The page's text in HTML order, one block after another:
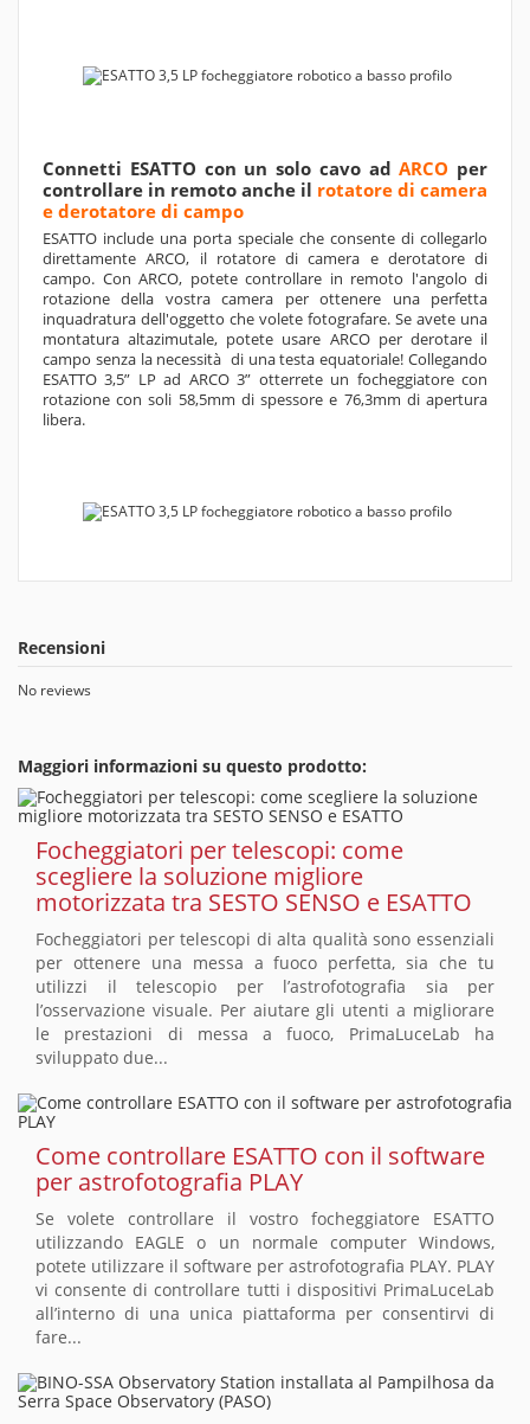
Connetti ESATTO con un solo cavo adARCO per
controllare in remoto anche il rotatore di camera
e derotatore di campo
ESATTO include una porta speciale che consente di collegarlo
direttamente ARCO, il rotatore di camera e derotatore di
campo. Con ARCO, potete controllare in remoto l'angolo di
rotazione della vostra camera per ottenere una perfetta
inquadratura dell'oggetto che volete fotografare. Se avete una
montatura altazimutale, potete usare ARCO per derotare il
campo senza la necessità di una testa equatoriale! Collegando
ESATTO 3,5” LP ad ARCO 3” otterrete un focheggiatore con
rotazione con soli 58,5mm di spessore e 76,3mm di apertura
libera.
Recensioni
No reviews
Maggiori informazioni su questo prodotto:
Focheggiatori per telescopi: come
scegliere la soluzione migliore
motorizzata tra SESTO SENSO e ESATTO
Focheggiatori per telescopi di alta qualità sono essenziali
per ottenere una messa a fuoco perfetta, sia che tu
utilizzi il telescopio per l’astrofotografia sia per
l’osservazione visuale. Per aiutare gli utenti a migliorare
le prestazioni di messa a fuoco, PrimaLuceLab ha
sviluppato due...
Come controllare ESATTO con il software
per astrofotografia PLAY
Se volete controllare il vostro focheggiatore ESATTO
utilizzando EAGLE o un normale computer Windows,
potete utilizzare il software per astrofotografia PLAY. PLAY
vi consente di controllare tutti i dispositivi PrimaLuceLab
all’interno di una unica piattaforma per consentirvi di
fare...